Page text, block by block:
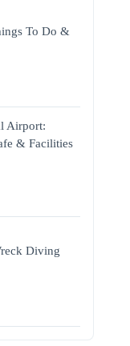
To Do &
Airport:
& Facilities
Diving